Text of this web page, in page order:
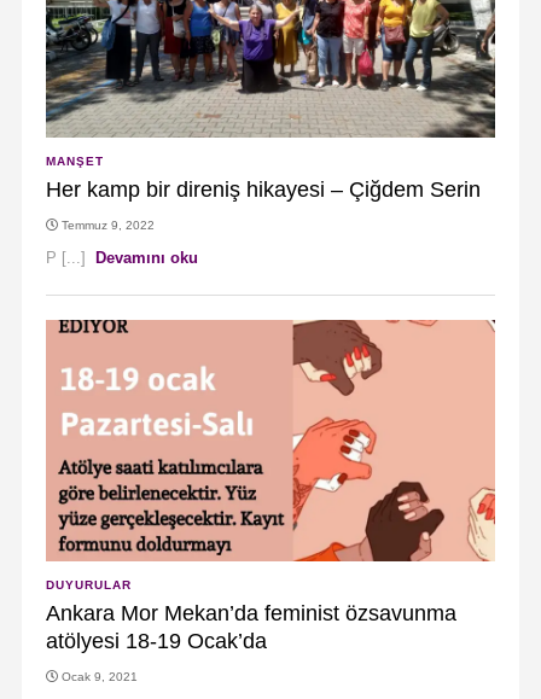
MANŞET
Her kamp bir direniş hikayesi – Çiğdem Serin
Temmuz 9, 2022
P [...] Devamını oku
DUYURULAR
Ankara Mor Mekan’da feminist özsavunma
atölyesi 18-19 Ocak’da
Ocak 9, 2021